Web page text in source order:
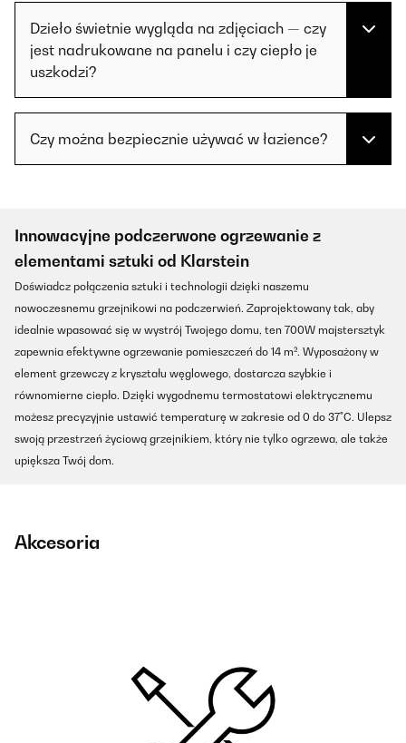
Dzieło świetnie wygląda na zdjęciach — czy
jest nadrukowane na panelu i czy ciepło je
uszkodzi?
Czy można bezpiecznie używać w łazience?
Innowacyjne podczerwone ogrzewanie z
elementami sztuki od Klarstein
Doświadcz połączenia sztuki i technologii dzięki naszemu
nowoczesnemu grzejnikowi na podczerwień. Zaprojektowany tak, aby
idealnie wpasować się w wystrój Twojego domu, ten 700W majstersztyk
zapewnia efektywne ogrzewanie pomieszczeń do 14 m². Wyposażony w
element grzewczy z kryształu węglowego, dostarcza szybkie i
równomierne ciepło. Dzięki wygodnemu termostatowi elektrycznemu
możesz precyzyjnie ustawić temperaturę w zakresie od 0 do 37°C. Ulepsz
swoją przestrzeń życiową grzejnikiem, który nie tylko ogrzewa, ale także
upiększa Twój dom.
Akcesoria